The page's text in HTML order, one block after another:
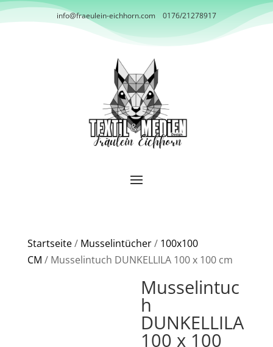
info@fraeulein-eichhorn.com 0176/21278917
Startseite/ Musselintücher/ 100x100
CM / Musselintuch DUNKELLILA 100 x 100 cm
Musselintuc
h
DUNKELLILA
100 x 100